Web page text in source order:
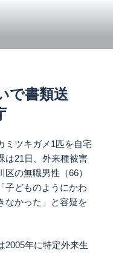
で書類送
ミツキガメ1匹を自宅
は21日、外来種被害
の無職男性（66）
子どものようにかわ
なかった」と容疑を
年に特定外来生